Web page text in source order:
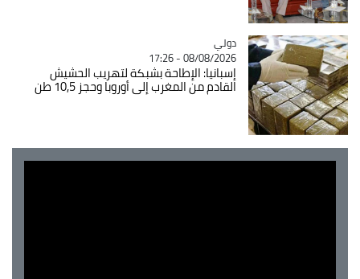
Catégorie
دولي
08/08/2026 - 17:26
إسبانيا: الإطاحة بشبكة لتهريب الحشيش
القادم من المغرب إلى أوروبا وحجز 10,5 طن